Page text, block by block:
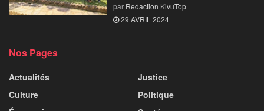
par Redaction KivuTop
29 AVRIL 2024
Nos Pages
Actualités
Culture
Justice
Politique